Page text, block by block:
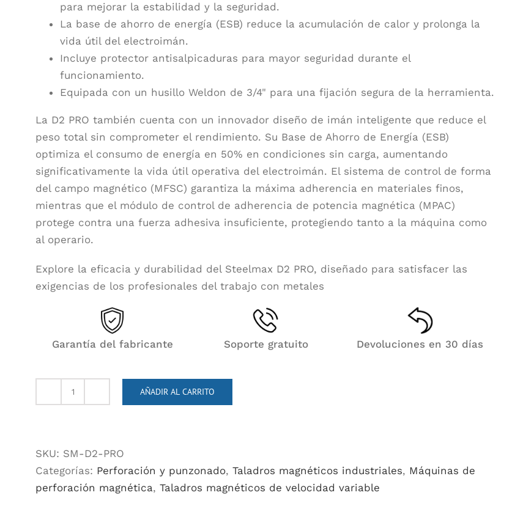
para mejorar la estabilidad y la seguridad.
La base de ahorro de energía (ESB) reduce la acumulación de calor y prolonga la
vida útil del electroimán.
Incluye protector antisalpicaduras para mayor seguridad durante el
funcionamiento.
Equipada con un husillo Weldon de 3/4" para una fijación segura de la herramienta.
La D2 PRO también cuenta con un innovador diseño de imán inteligente que reduce el
peso total sin comprometer el rendimiento. Su Base de Ahorro de Energía (ESB)
optimiza el consumo de energía en 50% en condiciones sin carga, aumentando
significativamente la vida útil operativa del electroimán. El sistema de control de forma
del campo magnético (MFSC) garantiza la máxima adherencia en materiales finos,
mientras que el módulo de control de adherencia de potencia magnética (MPAC)
protege contra una fuerza adhesiva insuficiente, protegiendo tanto a la máquina como
al operario.
Explore la eficacia y durabilidad del Steelmax D2 PRO, diseñado para satisfacer las
exigencias de los profesionales del trabajo con metales
Garantía del fabricante Soporte gratuito Devoluciones en 30 días
Magnetic
Drill
cantidad
AÑADIR AL CARRITO
SKU: SM-D2-PRO
Categorías: Perforación y punzonado, Taladros magnéticos industriales, Máquinas de
perforación magnética, Taladros magnéticos de velocidad variable